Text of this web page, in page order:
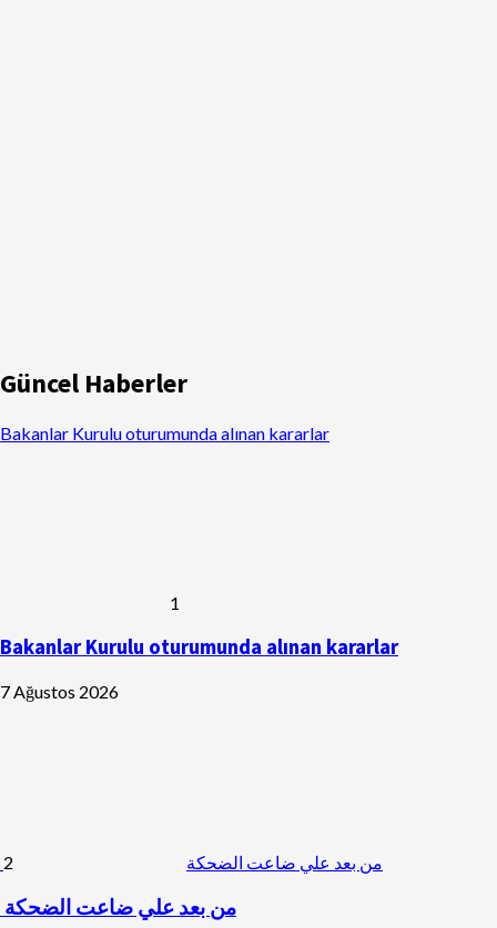
Güncel Haberler
Bakanlar Kurulu oturumunda alınan kararlar
1
Bakanlar Kurulu oturumunda alınan kararlar
7 Ağustos 2026
من بعد علي ضاعت الضحكة 2
من بعد علي ضاعت الضحكة